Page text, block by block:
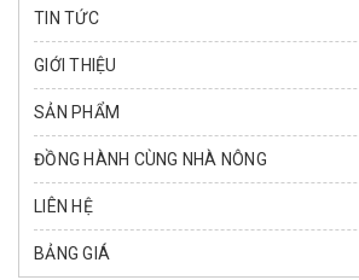
TIN TỨC
GIỚI THIỆU
SẢN PHẨM
ĐỒNG HÀNH CÙNG NHÀ NÔNG
LIÊN HỆ
BẢNG GIÁ